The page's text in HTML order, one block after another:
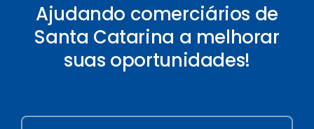
Ajudando comerciários de
Santa Catarina a melhorar
suas oportunidades!